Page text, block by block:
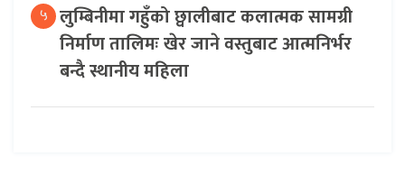
५ लुम्बिनीमा गहुँको छ्वालीबाट कलात्मक सामग्री
निर्माण तालिमः खेर जाने वस्तुबाट आत्मनिर्भर
बन्दै स्थानीय महिला